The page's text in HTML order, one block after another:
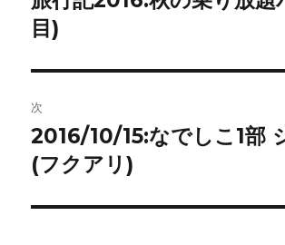
ナ
ビ
ゲ
ー
シ
の
稿:
目)
次
次
の
稿:
2016/10/15:なでしこ1部
(フクアリ)